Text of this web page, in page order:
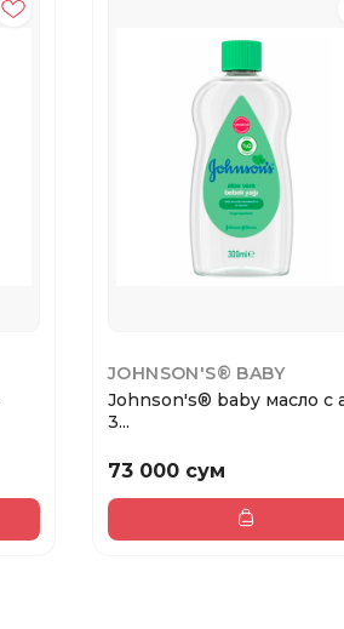
JOHNSON'S® BABY
Johnson's® baby масло с
3...
73 000 сум